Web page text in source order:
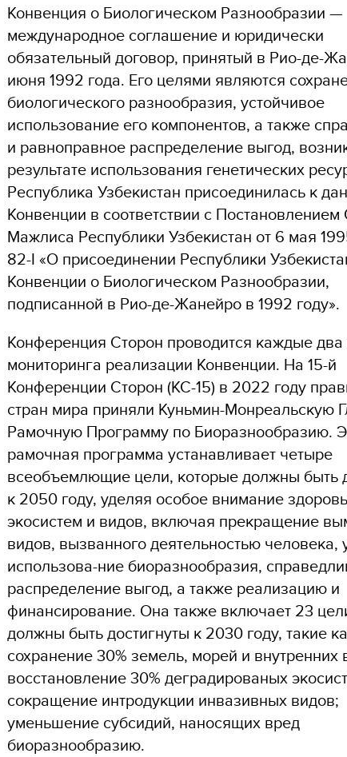
Конвенция о Биологическом Разнообразии —
международное соглашение и юридически
обязательный договор, принятый в Рио-де-
июня 1992 года. Его целями являются
биологического разнообразия, устойчивое
использование его компонентов, а также
и равноправное распределение выгод,
результате использования генетических
Республика Узбекистан присоединилась к
Конвенции в соответствии с
Мажлиса Республики Узбекистан от 6 мая
82-I «О присоединении Республики
Конвенции о Биологическом Разнообразии,
подписанной в Рио-де-Жанейро в 1992 году».
Конференция Сторон проводится каждые два
мониторинга реализации Конвенции. На 15-й
Конференции Сторон (КС-15) в 2022 году
стран мира приняли Куньмин-Монреальскую
Рамочную Программу по Биоразнообразию.
рамочная программа устанавливает четыре
всеобъемлющие цели, которые должны быть
к 2050 году, уделяя особое внимание
экосистем и видов, включая прекращение
видов, вызванного деятельностью человека,
использова-ние биоразнообразия,
распределение выгод, а также реализацию и
финансирование. Она также включает 23
должны быть достигнуты к 2030 году, такие
сохранение 30% земель, морей и внутренних
восстановление 30% деградированых
сокращение интродукции инвазивных видов;
уменьшение субсидий, наносящих вред
биоразнообразию.